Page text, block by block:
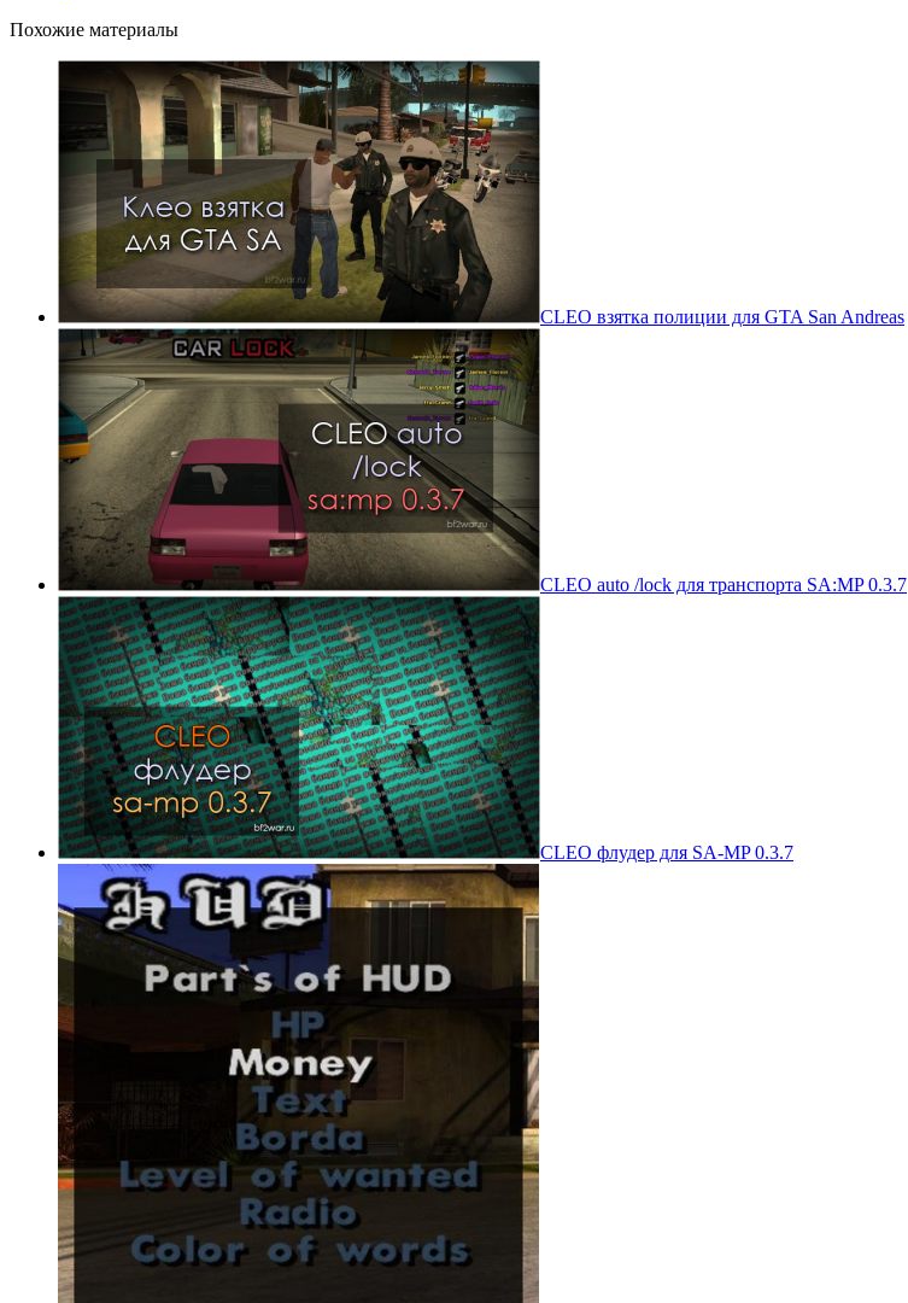
Похожие материалы
CLEO взятка полиции для GTA San Andreas
CLEO auto /lock для транспорта SA:MP 0.3.7
CLEO флудер для SA-MP 0.3.7